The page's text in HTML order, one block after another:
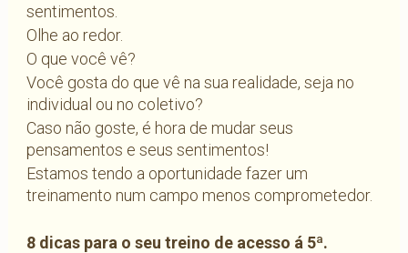
sentimentos.
Olhe ao redor.
O que você vê?
Você gosta do que vê na sua realidade, seja no
individual ou no coletivo?
Caso não goste, é hora de mudar seus
pensamentos e seus sentimentos!
Estamos tendo a oportunidade fazer um
treinamento num campo menos comprometedor.
8 dicas para o seu treino de acesso á 5ª.